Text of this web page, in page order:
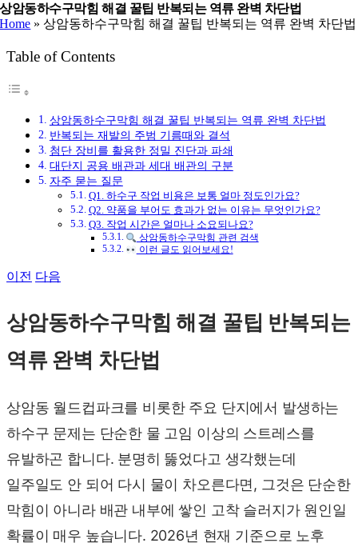
버
블
그
상암동하수구막힘 해결 꿀팁 반복되는 역류 완벽 차단법
Home »상암동하수구막힘 해결 꿀팁 반복되는 역류 완벽 차단법
Table of Contents
상암동하수구막힘 해결 꿀팁 반복되는 역류 완벽 차단법
반복되는 재발의 주범 기름때와 결석
첨단 장비를 활용한 정밀 진단과 파쇄
대단지 공용 배관과 세대 배관의 구분
자주 묻는 질문
Q1. 하수구 작업 비용은 보통 얼마 정도인가요?
Q2. 약품을 부어도 효과가 없는 이유는 무엇인가요?
Q3. 작업 시간은 얼마나 소요되나요?
상암동하수구막힘 관련 검색
이런 글도 읽어보세요!
이전 다음
상암동하수구막힘 해결 꿀팁 반복되는
역류 완벽 차단법
상암동 월드컵파크를 비롯한 주요 단지에서 발생하는
하수구 문제는 단순한 물 고임 이상의 스트레스를
유발하곤 합니다. 분명히 뚫었다고 생각했는데
일주일도 안 되어 다시 물이 차오른다면, 그것은 단순한
막힘이 아니라 배관 내부에 쌓인 고착 슬러지가 원인일
확률이 매우 높습니다. 2026년 현재 기준으로 노후